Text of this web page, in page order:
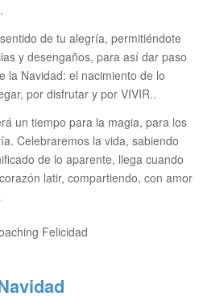
de tu alegría, permitiéndote
y desengaños, para así dar paso
la Navidad: el nacimiento de lo
por disfrutar y por VIVIR..
un tiempo para la magia, para los
Celebraremos la vida, sabiendo
de lo aparente, llega cuando
latir, compartiendo, con amor